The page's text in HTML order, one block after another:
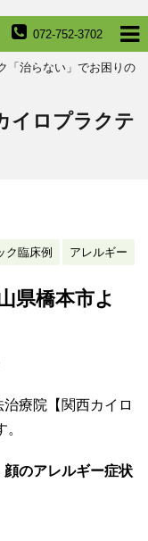
072-752-3702
「治らない」でお困りの
イロプラクテ
ク臨床例 アレルギー
県橋本市よ
療院【関西カイロ
顔のアレルギー症状